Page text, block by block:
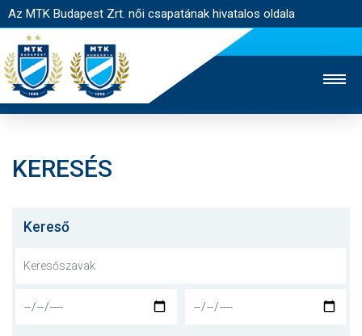
Az MTK Budapest Zrt. női csapatának hivatalos oldala
JEGYÉRTÉKESÍTÉS
NYITÓLAP
KERESÉS
Kereső